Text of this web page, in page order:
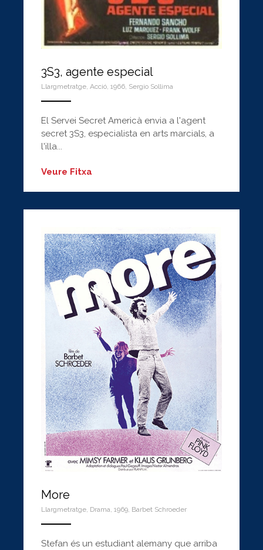
3S3, agente especial
Llargmetratge, Acció, 1966, Sergio Sollima
El Servei Secret Americà envia a l'agent
secret 3S3, especialista en arts marcials, a
l'illa...
Veure Fitxa
More
Llargmetratge, Drama, 1969, Barbet Schroeder
Stefan és un estudiant alemany que arriba